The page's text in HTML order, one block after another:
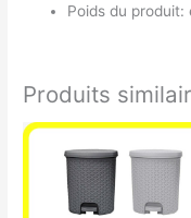
Poids du
Produits